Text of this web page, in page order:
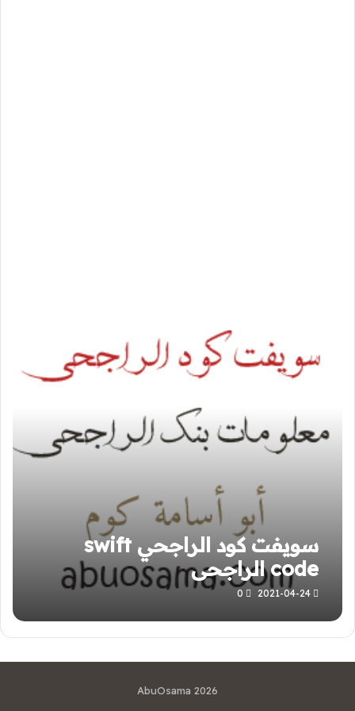
سويفت كود الراجحي swift
code الراجحي
2021-04-24
0
AbuOsama 2026